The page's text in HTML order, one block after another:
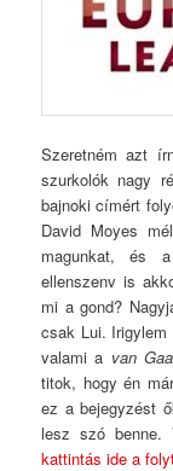
Szeretném azt
szurkolók nagy
bajnoki címért
David Moyes
magunkat, és
ellenszenv is
mi a gond?
csak Lui.
valami a van
titok, hogy én
ez a bejegyzést
lesz szó benne.
kattintás ide a